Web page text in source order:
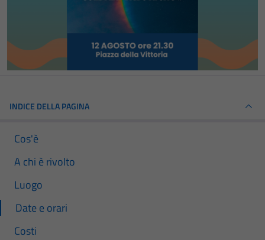
INDICE DELLA PAGINA
Cos'è
A chi è rivolto
Luogo
Date e orari
Costi